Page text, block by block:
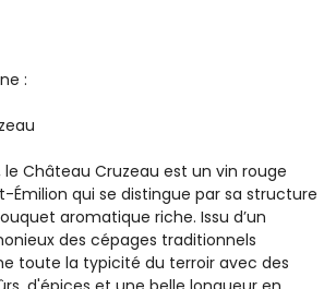
:
le Château Cruzeau est un vin rouge
Émilion qui se distingue par sa structure
aromatique riche. Issu d’un
des cépages traditionnels
toute la typicité du terroir avec des